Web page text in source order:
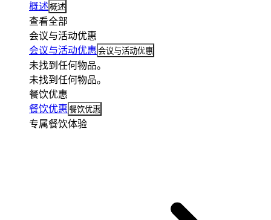
概述 概述
查看全部
会议与活动优惠
会议与活动优惠 会议与活动优惠
未找到任何物品。
未找到任何物品。
餐饮优惠
餐饮优惠 餐饮优惠
专属餐饮体验